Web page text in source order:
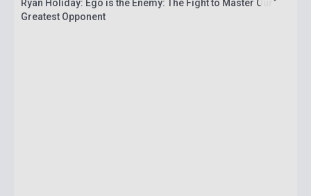
Ryan Holiday: Ego is the Enemy: The Fight to Master Our
Greatest Opponent